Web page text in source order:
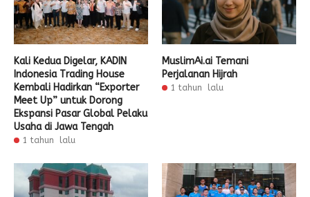
Kali Kedua Digelar, KADIN
Indonesia Trading House
Kembali Hadirkan “Exporter
Meet Up” untuk Dorong
Ekspansi Pasar Global Pelaku
Usaha di Jawa Tengah
1 tahun lalu
MuslimAi.ai Temani
Perjalanan Hijrah
1 tahun lalu